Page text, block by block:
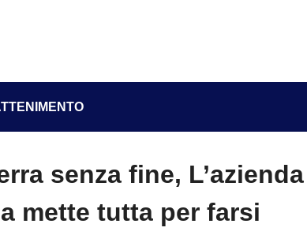
senza fine, L’azienda
mette tutta per farsi